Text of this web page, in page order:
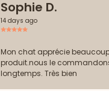
Sophie D.
14 days ago
Mon chat apprécie
produit.nous le
longtemps. Très bien